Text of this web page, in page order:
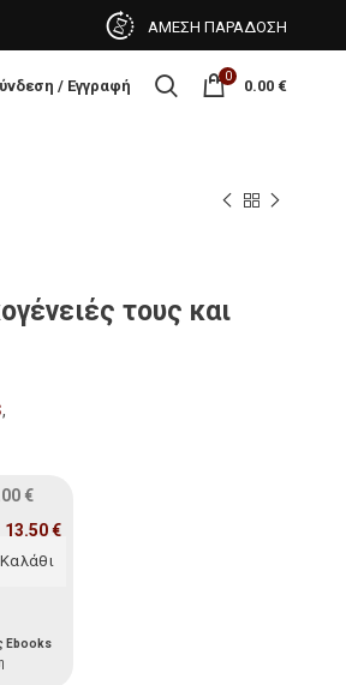
ΑΜΕΣΗ ΠΑΡΑΔΟΣΗ
/ Εγγραφή 0 0.00 €
τους και
,
€
13.50€
Ebooks